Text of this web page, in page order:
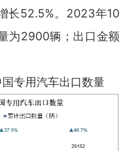
长52.5%。2023年10
为2900辆；出口金额
专用汽车出口数量